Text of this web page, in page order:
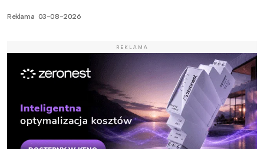
Reklama 03-08-2026
REKLAMA